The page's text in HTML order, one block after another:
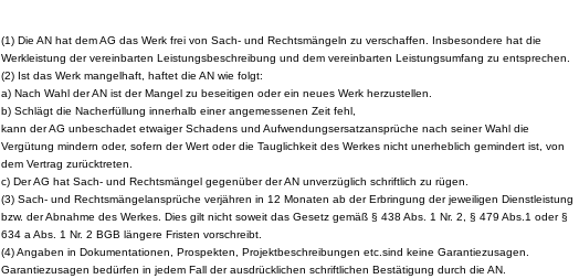
(1) Die AN hat dem AG das Werk frei von Sach- und Rechtsmängeln zu verschaffen. Insbesondere hat die
Werkleistung der vereinbarten Leistungsbeschreibung und dem vereinbarten Leistungsumfang zu entsprechen.
(2) Ist das Werk mangelhaft, haftet die AN wie folgt:
a) Nach Wahl der AN ist der Mangel zu beseitigen oder ein neues Werk herzustellen.
b) Schlägt die Nacherfüllung innerhalb einer angemessenen Zeit fehl,
kann der AG unbeschadet etwaiger Schadens und Aufwendungsersatzansprüche nach seiner Wahl die
Vergütung mindern oder, sofern der Wert oder die Tauglichkeit des Werkes nicht unerheblich gemindert ist, von
dem Vertrag zurücktreten.
c) Der AG hat Sach- und Rechtsmängel gegenüber der AN unverzüglich schriftlich zu rügen.
(3) Sach- und Rechtsmängelansprüche verjähren in 12 Monaten ab der Erbringung der jeweiligen Dienstleistung
bzw. der Abnahme des Werkes. Dies gilt nicht soweit das Gesetz gemäß § 438 Abs. 1 Nr. 2, § 479 Abs.1 oder §
634 a Abs. 1 Nr. 2 BGB längere Fristen vorschreibt.
(4) Angaben in Dokumentationen, Prospekten, Projektbeschreibungen etc.sind keine Garantiezusagen.
Garantiezusagen bedürfen in jedem Fall der ausdrücklichen schriftlichen Bestätigung durch die AN.